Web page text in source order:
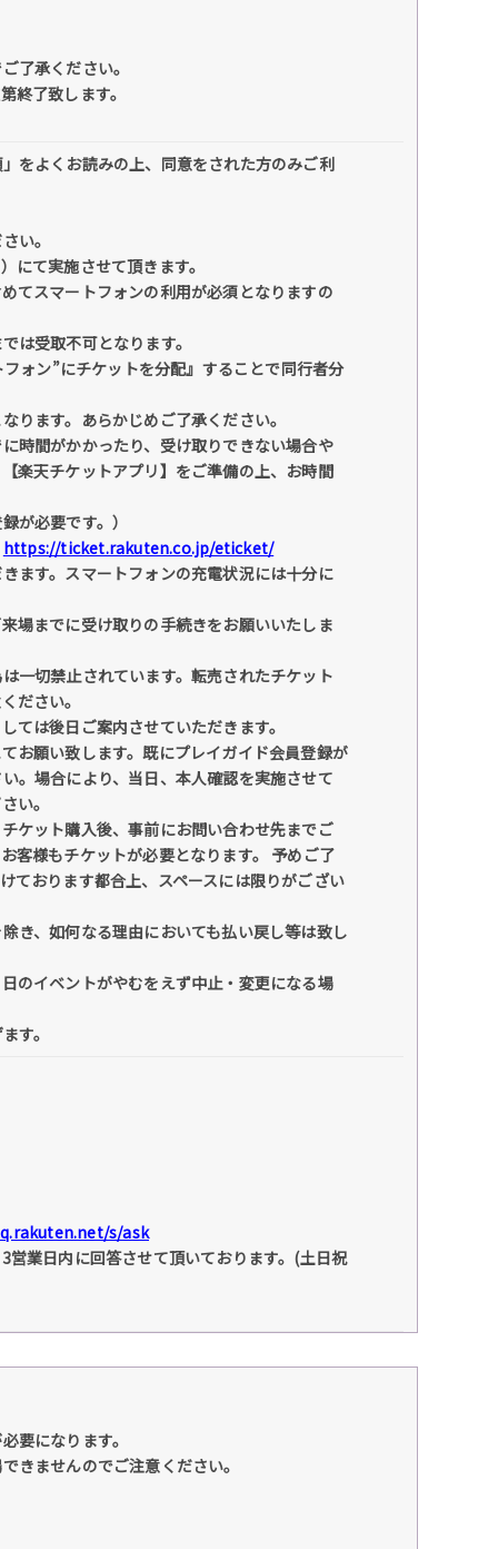
了承ください。
終了致します。
をよくお読みの上、同意をされた方のみご利
い。
にて実施させて頂きます。
てスマートフォンの利用が必須となりますの
は受取不可となります。
ォン”にチケットを分配』することで同行者分
ります。あらかじめご了承ください。
時間がかかったり、受け取りできない場合や
楽天チケットアプリ】をご準備の上、お時間
が必要です。）
https://ticket.rakuten.co.jp/eticket/
ます。スマートフォンの充電状況には十分に
場までに受け取りの手続きをお願いいたしま
一切禁止されています。転売されたチケット
ださい。
ては後日ご案内させていただきます。
お願い致します。既にプレイガイド会員登録が
。場合により、当日、本人確認を実施させて
い。
ケット購入後、事前にお問い合わせ先までご
客様もチケットが必要となります。 予めご了
ております都合上、スペースには限りがござい
き、如何なる理由においても払い戻し等は致し
のイベントがやむをえず中止・変更になる場
す。
s/ask
業日内に回答させて頂いております。(土日祝
要になります。
きませんのでご注意ください。